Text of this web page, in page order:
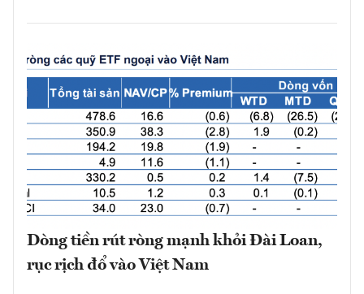
Dòng tiền rút ròng mạnh khỏi Đài Loan,
rục rịch đổ vào Việt Nam